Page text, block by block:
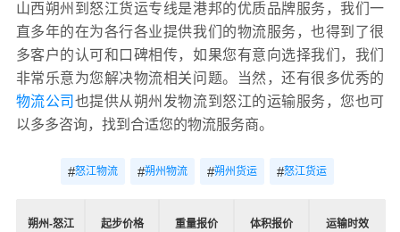
山西朔州到怒江货运专线是港邦的优质品牌服务，我们一
直多年的在为各行各业提供我们的物流服务，也得到了很
多客户的认可和口碑相传，如果您有意向选择我们，我们
非常乐意为您解决物流相关问题。当然，还有很多优秀的
物流公司 也提供从朔州发物流到怒江的运输服务，您也可
以多多咨询，找到合适您的物流服务商。
#怒江物流 #朔州物流 #朔州货运 #怒江货运
朔州-怒江 起步价格 重量报价 体积报价 运输时效